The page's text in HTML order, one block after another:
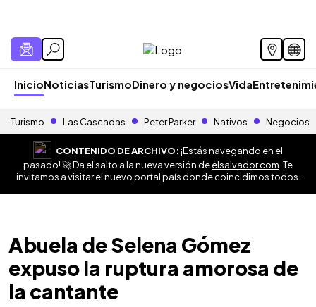
InicioNoticiasTurismoDinero y negociosVida
Turismo Las Cascadas Peter Parker Nativos Negocios
CONTENIDO DE ARCHIVO:¡Estás navegando en el
pasado! 🚀 Da el salto a la nueva versión deelsalvador.com . Te
invitamos a visitar el nuevo portal país donde coincidimos todos.
Abuela de Selena Gómez
expuso la ruptura amorosa de
la cantante